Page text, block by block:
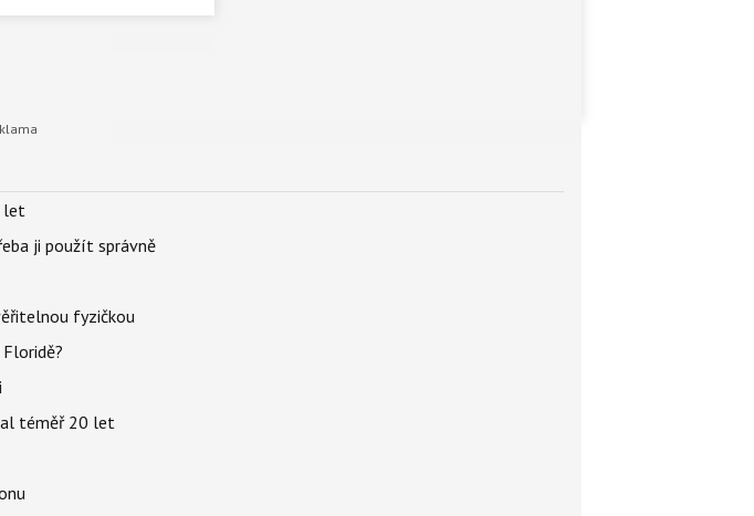
let
ji použít správně
fyzičkou
téměř 20 let